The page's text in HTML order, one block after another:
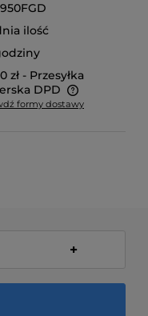
ilość
zł - Przesyłka
DPD
płatności
formy dostawy
+